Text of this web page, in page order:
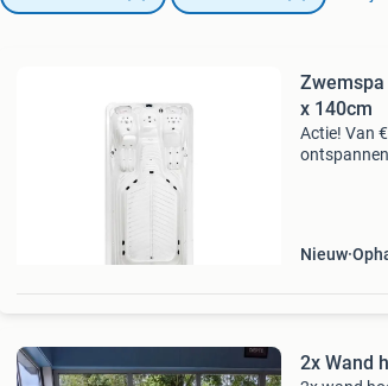
Zwemspa
x 140cm
Actie! Van
Nieuw
2x Wand